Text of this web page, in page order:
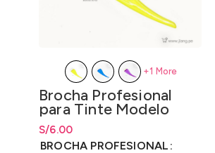
Brocha Profesional
para Tinte Modelo
Curva
S/6.00
Rango de precios: desde
hastaS/6.00
BROCHA PROFESIONAL
+1 More